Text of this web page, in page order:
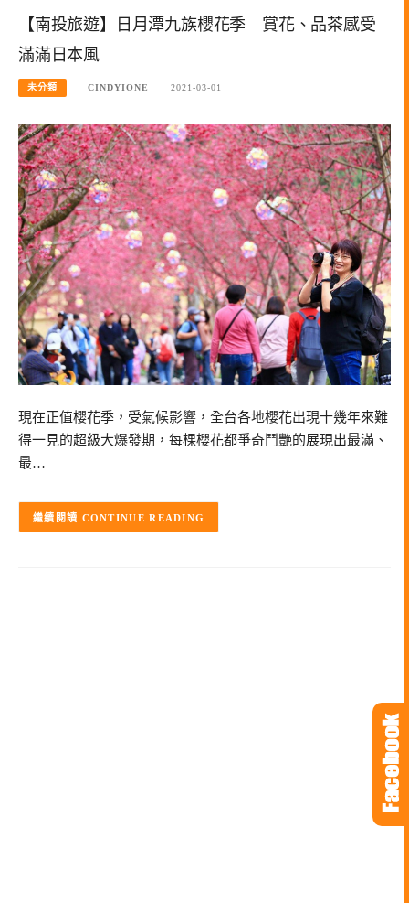
【南投旅遊】日月潭九族櫻花季 賞花、品茶感受
滿滿日本風
未分類 CINDYIONE 2021-03-01
現在正值櫻花季，受氣候影響，全台各地櫻花出現十幾年來難
得一見的超級大爆發期，每棵櫻花都爭奇鬥艷的展現出最滿、
最…
CONTINUE READING